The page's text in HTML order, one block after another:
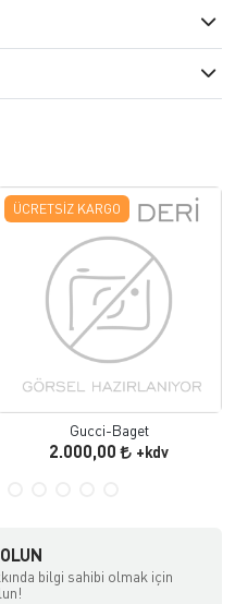
ÜCRETSIZ KARGO
Gucci-Baget
2.000,00 +kdv
bilgi sahibi olmak için